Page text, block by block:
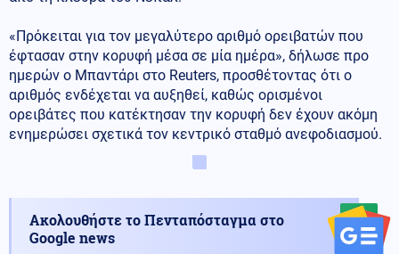
«Πρόκειται για τον μεγαλύτερο αριθμό ορειβατών που
έφτασαν στην κορυφή μέσα σε μία ημέρα», δήλωσε προ
ημερών ο Μπαντάρι στο Reuters, προσθέτοντας ότι ο
αριθμός ενδέχεται να αυξηθεί, καθώς ορισμένοι
ορειβάτες που κατέκτησαν την κορυφή δεν έχουν ακόμη
ενημερώσει σχετικά τον κεντρικό σταθμό ανεφοδιασμού.
Ακολουθήστε το Πενταπόσταγμα στο
Google news